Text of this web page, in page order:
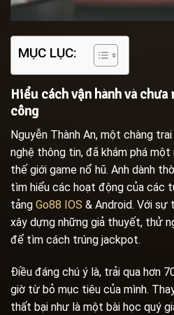
MỤC LỤC:
Hiểu cách vận hành và
công
Nguyễn Thành An, một chàng
nghệ thông tin, đã khám phá
thế giới game nổ hũ. Anh dành
tìm hiểu các hoạt động của các
tảng Go88 IOS & Android. Với sự
xây dựng những giả thuyết, thử
để tìm cách trúng jackpot.
Điều đáng chú ý là, trải qua hơn
giờ từ bỏ mục tiêu của mình.
thất bại như là một bài học quý